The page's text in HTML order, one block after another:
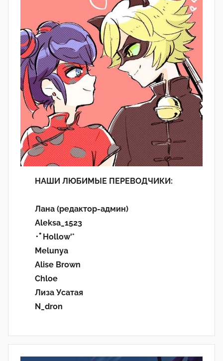
НАШИ ЛЮБИМЫЕ ПЕРЕВОДЧИКИ:
Лана (редактор-админ)
Aleksa_1523
･ﾟHollow'°
Melunya
Alise Brown
Chloe
Лиза Усатая
N_dron